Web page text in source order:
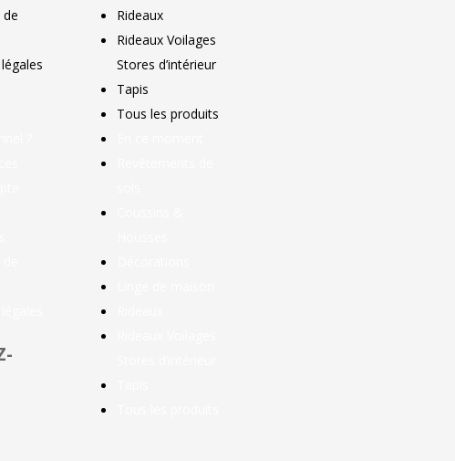
de
Rideaux
Rideaux Voilages
Stores d’intérieur
Tapis
Tous les produits